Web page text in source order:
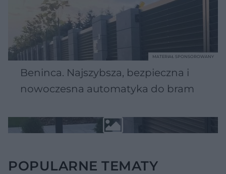
Beninca. Najszybsza, bezpieczna i
nowoczesna automatyka do bram
MATERIAŁ SPONSOROWANY
POPULARNE TEMATY